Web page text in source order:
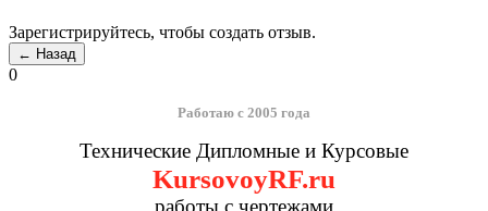
Зарегистрируйтесь, чтобы создать отзыв.
0
Работаю с 2005 года
Технические Дипломные и Курсовые
KursovoyRF.ru
работы с чертежами